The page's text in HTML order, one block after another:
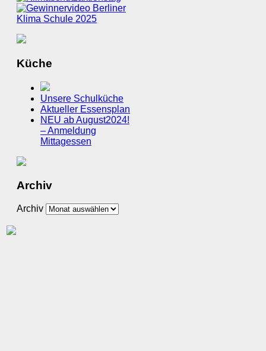
Küche
Unsere Schulküche
Aktueller Essensplan
NEU ab August2024!
– Anmeldung
Mittagessen
Archiv
Archiv